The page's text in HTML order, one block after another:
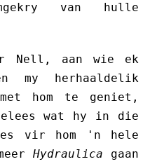
van hulle
Nell, aan wie ek
my herhaaldelik
hom te geniet,
wat hy in die
vir hom 'n hele
Hydraulica gaan